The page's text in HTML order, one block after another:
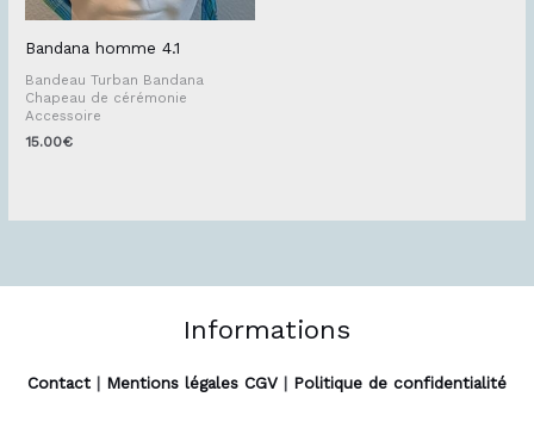
Bandana homme 4.1
Bandeau Turban Bandana
Chapeau de cérémonie
Accessoire
15.00€
Informations
Contact | Mentions légales CGV | Politique de confidentialité